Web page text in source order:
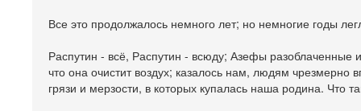
Все это продолжалось немного лет; но немногие годы
Распутин - всё, Распутин - всюду; Азефы разоблаченные
что она очистит воздух; казалось нам, людям
грязи и мерзости, в которых купалась наша родина. Что